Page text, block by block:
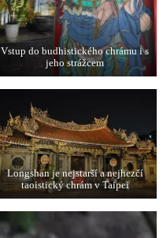
Vstup do budhistického chrámu i s
jeho strážcem
Longshan je nejstarší a nejhezčí
taoistický chrám v Taipei